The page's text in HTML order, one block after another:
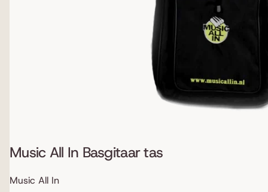
Music All In Basgitaar tas
Music All In